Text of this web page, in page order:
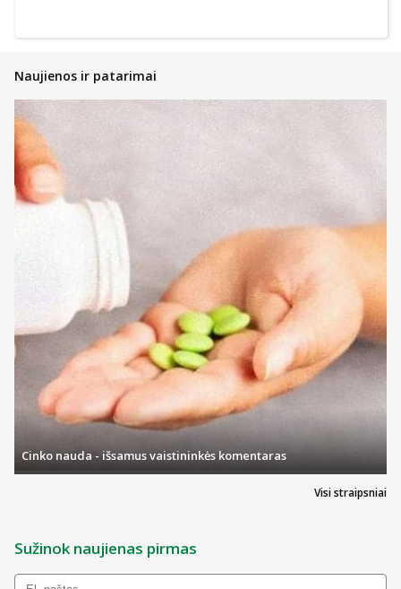
Naujienos ir patarimai
Visi straipsniai
Cinko nauda - išsamus vaistininkės komentaras
Sužinok naujienas pirmas